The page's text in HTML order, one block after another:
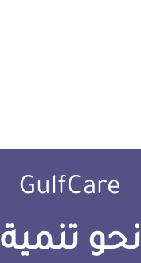
GulfCare
نحو تنمية